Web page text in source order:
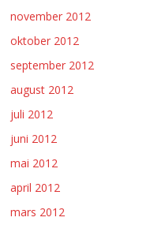
november 2012
oktober 2012
september 2012
august 2012
juli 2012
juni 2012
mai 2012
april 2012
mars 2012